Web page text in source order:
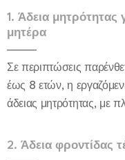
1. Άδεια μητρότητας
μητέρα
Σε περιπτώσεις
έως 8 ετών, η
άδειας μητρότητας, με
2. Άδεια φροντίδας